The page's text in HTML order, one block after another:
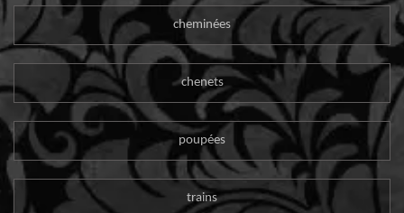
cheminées
chenets
poupées
trains